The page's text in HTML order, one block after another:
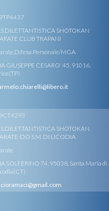
SHOTOKAN
CLUB TRAPANI
Personale/MGA
GIUSEPPE CESARO' 45, 91016,
SHOTOKAN
DO S.M. DI LICODIA
SOLFERINO 74, 95038, Santa Maria di